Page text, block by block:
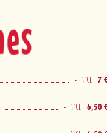
- 14CL 7 €
- 14CL 6,50 €